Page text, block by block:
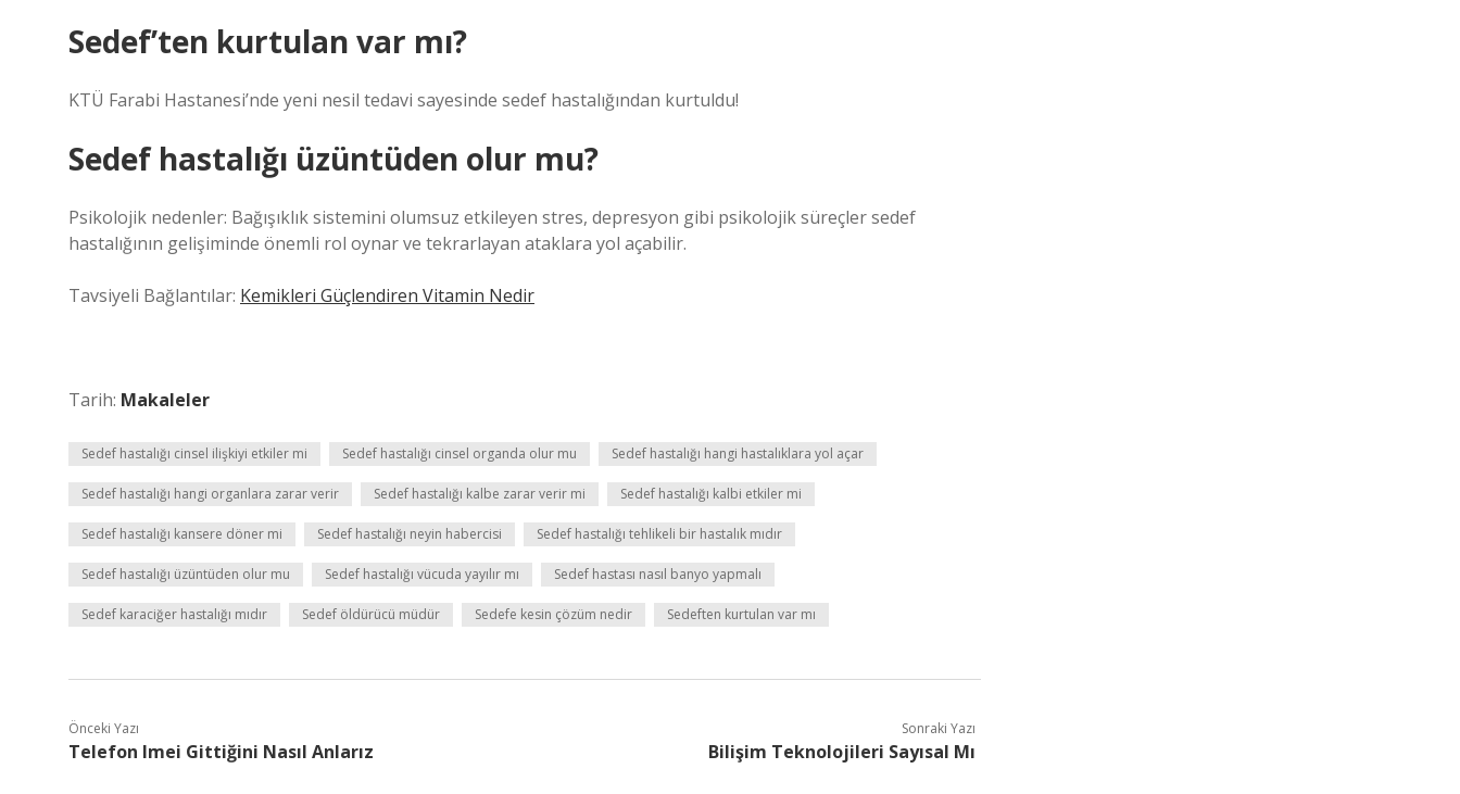
Sedef’ten kurtulan var mı?
KTÜ Farabi Hastanesi’nde yeni nesil tedavi sayesinde sedef hastalığından kurtuldu!
Sedef hastalığı üzüntüden olur mu?
Psikolojik nedenler: Bağışıklık sistemini olumsuz etkileyen stres, depresyon gibi psikolojik süreçler sedef
hastalığının gelişiminde önemli rol oynar ve tekrarlayan ataklara yol açabilir.
Tavsiyeli Bağlantılar: Kemikleri Güçlendiren Vitamin Nedir
Tarih: Makaleler
Sedef hastalığı cinsel ilişkiyi etkiler mi Sedef hastalığı cinsel organda olur mu Sedef hastalığı hangi hastalıklara yol açar
Sedef hastalığı hangi organlara zarar verir Sedef hastalığı kalbe zarar verir mi Sedef hastalığı kalbi etkiler mi
Sedef hastalığı kansere döner mi Sedef hastalığı neyin habercisi Sedef hastalığı tehlikeli bir hastalık mıdır
Sedef hastalığı üzüntüden olur mu Sedef hastalığı vücuda yayılır mı Sedef hastası nasıl banyo yapmalı
Sedef karaciğer hastalığı mıdır Sedef öldürücü müdür Sedefe kesin çözüm nedir Sedeften kurtulan var mı
Önceki Yazı
Telefon Imei Gittiğini Nasıl Anlarız
Sonraki Yazı
Bilişim Teknolojileri Sayısal Mı